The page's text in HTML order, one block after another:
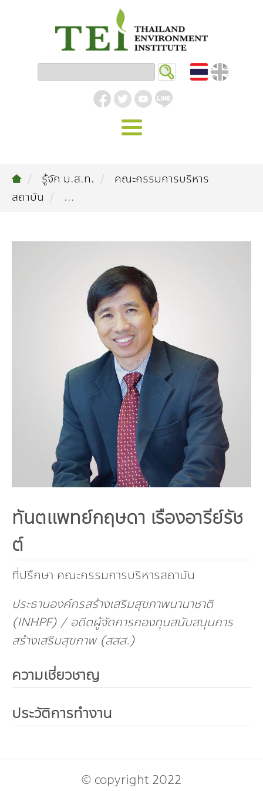
รู้จัก ม.ส.ท.
คณะกรรมการมูลนิธิ
คณะกรรมการบริหารสถาบัน
คณะผู้บริหาร
เจ้าหน้าที่
วิถีเรา
สโลแกน
รายงานประจำปี | รายงานงบการเงิน
สำนักงานสีเขียว
รางวัลและเกียรติประวัติ
กองทุน
กองทุนสุขภาพกับสภาวะโลกร้อน
อุตสาหกรรมยั่งยืน
มลพิษอุตสาหกรรม
สิ่งแวดล้อมเมืองและชุมชน
ชุมชนและเมืองน่าอยู่
ขยะชุมชน-ขยะอาหาร
ขยะพลาสติก
ฝุ่น PM2.5
การผลิตและการบริโภคยั่งยืน
ฉลากเขียว
ฉลากสิ่งแวดล้อม
บริการที่เป็นมิตรกับสิ่งแวดล้อม
ที่ปรึกษาคาร์บอนฟุตพริ้นท์
จัดซื้อจัดจ้างที่เป็นมิตรกับสิ่งแวดล้อม
ทรัพยากรธรรมชาติ
ทรัพยากรทางบก
ทรัพยากรทางทะเลและชายฝั่ง
ความหลากหลายทางชีวภาพ
การเปลี่ยนแปลงสภาพภูมิอากาศ
การลดก๊าซเรือนกระจก
การปรับตัว
การพัฒนาบุคลากรด้านสิ่งแวดล้อม
งานฝึกอบรม
สิ่งแวดล้อมศึกษา
นโยบาย แผน เครือข่ายสิ่งแวดล้อม
นโยบายและแผนสิ่งแวดล้อม
TBCSD
บทความ
อินโฟกราฟิก | โปสเตอร์
คลิปวิดีโอ
เอกสารเผยแพร่
สิ่งพิมพ์จำหน่าย
กิจกรรมข่าวสาร
กิจกรรมของเรา
ข่าวสิ่งแวดล้อม
ร่วมงานกับเรา
งาน
ฝึกงาน
ติดต่อเรา
รู้จัก ม.ส.ท.
คณะกรรมการบริหาร
สถาบัน
...
ทันตแพทย์กฤษดา เรืองอารีย์รัช
ต์
ที่ปรึกษา คณะกรรมการบริหารสถาบัน
ประธานองค์กรสร้างเสริมสุขภาพนานาชาติ
(INHPF) / อดีตผู้จัดการกองทุนสนับสนุนการ
สร้างเสริมสุขภาพ (สสส.)
ความเชี่ยวชาญ
ประวัติการทำงาน
© copyright 2022